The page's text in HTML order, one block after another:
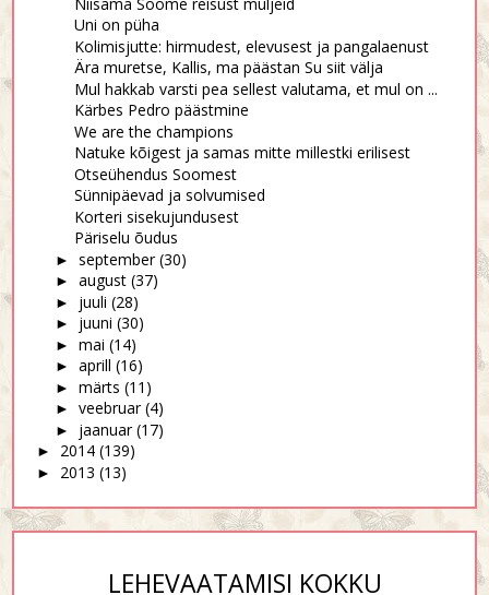
Uni on püha
Kolimisjutte: hirmudest, elevusest ja pangalaenust
Ära muretse, Kallis, ma päästan Su siit välja
Mul hakkab varsti pea sellest valutama, et mul on ...
Kärbes Pedro päästmine
We are the champions
Natuke kõigest ja samas mitte millestki erilisest
Otseühendus Soomest
Sünnipäevad ja solvumised
Korteri sisekujundusest
Päriselu õudus
► september (30)
► august (37)
► juuli (28)
► juuni (30)
► mai (14)
► aprill (16)
► märts (11)
► veebruar (4)
► jaanuar (17)
► 2014 (139)
► 2013 (13)
LEHEVAATAMISI KOKKU